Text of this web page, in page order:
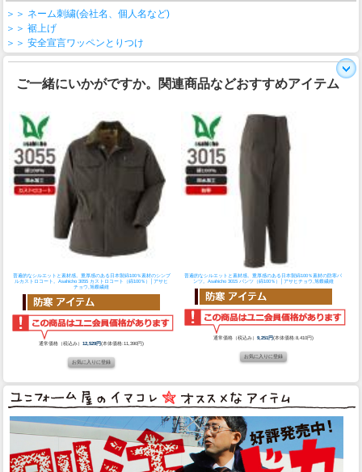
＞＞ ネーム刺繍(会社名、個人名など)
＞＞ 裾上げ
＞＞ 安全宣言ワッペンとりつけ
ご一緒にいかがですか。関連商品などおすすめアイテム
普遍的なシルエットと素材感。重厚感のある日本製綿100％素材のシンプ
ルカストロコート。Asahicho 3055 カストロコート（綿100％）│アサヒ
チョウ,旭蝶繊維
通常価格（税込み）12,529円(本体価格:11,390円)
普遍的なシルエットと素材感。重厚感のある日本製綿100％素材の防寒パ
ンツ。 Asahicho 3015 パンツ（綿100％）│アサヒチョウ,旭蝶繊維
通常価格（税込み） 9,251円(本体価格:8,410円)